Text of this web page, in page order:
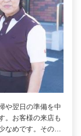
や翌日の準備を中
。お客様の来店も
なめです。その…